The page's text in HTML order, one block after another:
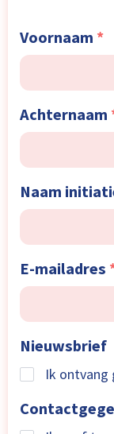
Voornaam *
Achternaam
Naam
E-mailadres
Nieuwsbrief
Ik ontvang